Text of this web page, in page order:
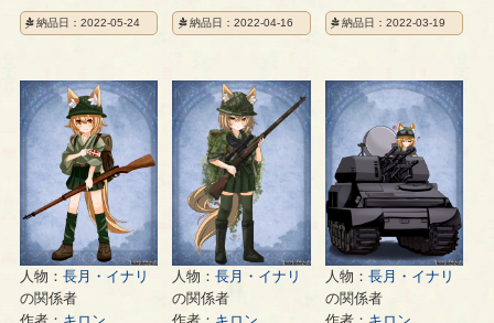
の
イ
ト
ペ
ジ
納品日：2022-05-24
の
イ
ト
ー
ジ
納品日：2022-04-16
の
イ
ト
ペ
ー
ジ
納品日：2022-03-19
人物： 長月・イナリ
の関係者
人物：長月・イナリ
の関係者
人物： 長月・イナリ
の関係者